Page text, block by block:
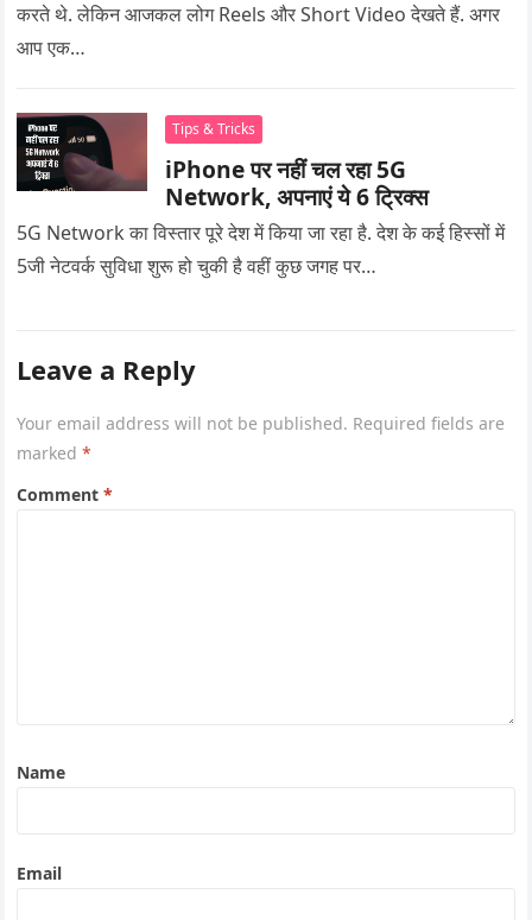
करते थे. लेकिन आजकल लोग Reels और Short Video देखते हैं. अगर
आप एक…
Tips & Tricks
iPhone पर नहीं चल रहा 5G
Network, अपनाएं ये 6 ट्रिक्स
5G Network का विस्तार पूरे देश में किया जा रहा है. देश के कई हिस्सों में
5जी नेटवर्क सुविधा शुरू हो चुकी है वहीं कुछ जगह पर…
Leave a Reply
Your email address will not be published. Required fields are
marked*
Comment*
Name
Email